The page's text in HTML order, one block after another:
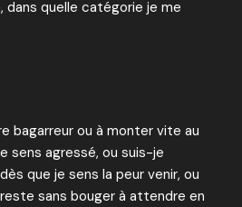
quelle catégorie je me
bagarreur ou à monter vite au
sens agressé, ou suis-je
que je sens la peur venir, ou
sans bouger à attendre en